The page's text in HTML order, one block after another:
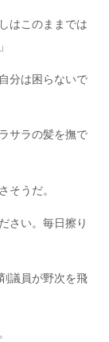
はこのままでは
分は困らないで
サラの髪を撫で
そうだ。
さい。毎日擦り
議員が野次を飛